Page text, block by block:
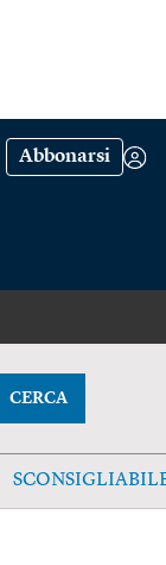
Abbonarsi
CERCA